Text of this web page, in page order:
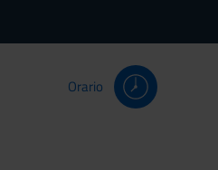
Orario